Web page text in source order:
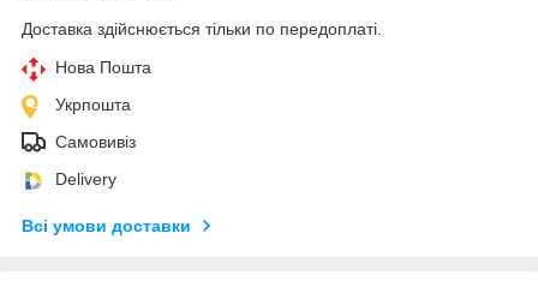
Доставка здійснюється тільки по передоплаті.
Нова Пошта
Укрпошта
Самовивіз
Delivery
Всі умови доставки